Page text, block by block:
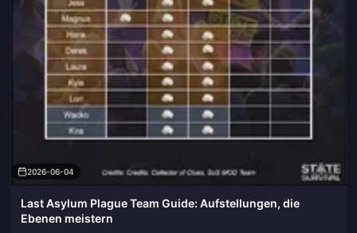
2026-06-04
Last Asylum Plague Team Guide: Aufstellungen, die
Ebenen meistern